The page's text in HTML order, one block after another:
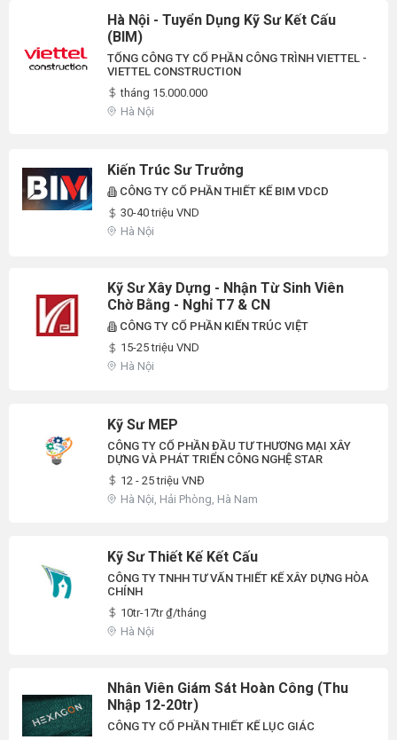
Hà Nội - Tuyển Dụng Kỹ Sư Kết Cấu
(BIM)
TỔNG CÔNG TY CỔ PHẦN CÔNG TRÌNH VIETTEL -
VIETTEL CONSTRUCTION
tháng 15.000.000
Hà Nội
Kiến Trúc Sư Trưởng
CÔNG TY CỔ PHẦN THIẾT KẾ BIM VDCD
30-40 triệu VND
Hà Nội
Kỹ Sư Xây Dựng - Nhận Từ Sinh Viên
Chờ Bằng - Nghỉ T7 & CN
CÔNG TY CỔ PHẦN KIẾN TRÚC VIỆT
15-25 triệu VND
Hà Nội
Kỹ Sư MEP
CÔNG TY CỔ PHẦN ĐẦU TƯ THƯƠNG MẠI XÂY
DỰNG VÀ PHÁT TRIỂN CÔNG NGHỆ STAR
12 - 25 triệu VNĐ
Hà Nội, Hải Phòng, Hà Nam
Kỹ Sư Thiết Kế Kết Cấu
CÔNG TY TNHH TƯ VẤN THIẾT KẾ XÂY DỰNG HÒA
CHÍNH
10tr-17tr ₫/tháng
Hà Nội
Nhân Viên Giám Sát Hoàn Công (Thu
Nhập 12-20tr)
CÔNG TY CỔ PHẦN THIẾT KẾ LỤC GIÁC